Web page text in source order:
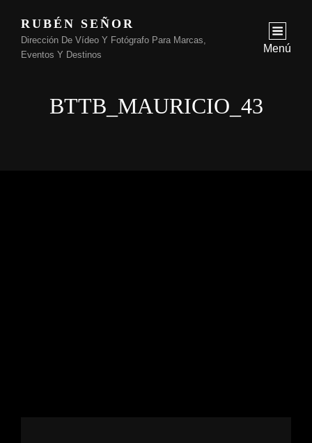
RUBÉN SEÑOR
Dirección De Vídeo Y Fotógrafo Para Marcas,
Eventos Y Destinos
Menú
BTTB_MAURICIO_43